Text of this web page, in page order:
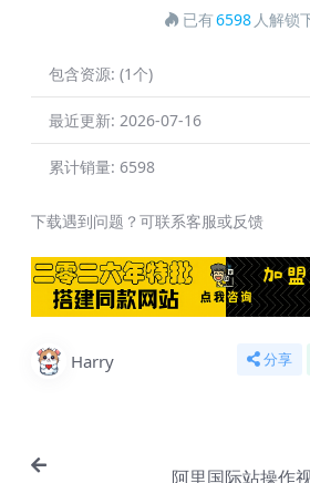
已有6598 人解锁
包含资源: (1个)
最近更新: 2026-07-16
累计销量: 6598
下载遇到问题？可联系客服或反馈
Harry 分享
阿里国际站操作